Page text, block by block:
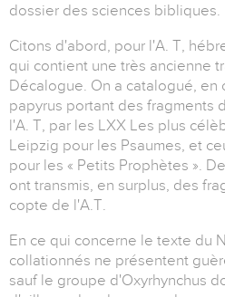
dossier des sciences bibliques.
Citons d'abord, pour l'A. T,
qui contient une très ancienne
Décalogue. On a catalogué, en
papyrus portant des fragments
l'A. T, par les LXX Les plus
Leipzig pour les Psaumes, et
pour les « Petits Prophètes ».
ont transmis, en surplus, des
copte de l'A.T.
En ce qui concerne le texte du
collationnés ne présentent
sauf le groupe d'Oxyrhynchus